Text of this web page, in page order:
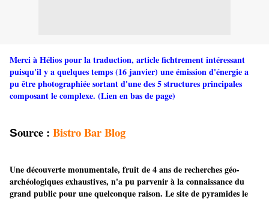
Merci à Hélios pour la traduction, article fichtrement intéressant
puisqu'il y a quelques temps (16 janvier) une émission d'énergie a
pu être photographiée sortant d'une des 5 structures principales
composant le complexe. (Lien en bas de page)
Source : Bistro Bar Blog
Une découverte monumentale, fruit de 4 ans de recherches géo-
archéologiques exhaustives, n'a pu parvenir à la connaissance du
grand public pour une quelconque raison. Le site de pyramides le